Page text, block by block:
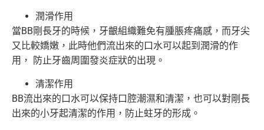
潤滑作用
當BB剛長牙的時候，牙齦組織難免有腫脹疼痛感，而牙尖
又比較嬌嫩，此時他們流出來的口水可以起到潤滑的作
用， 防止牙齒周圍發炎症狀的出現。
清潔作用
BB流出來的口水可以保持口腔潮濕和清潔，也可以對剛長
出來的小牙起清潔的作用，防止蛀牙的形成。